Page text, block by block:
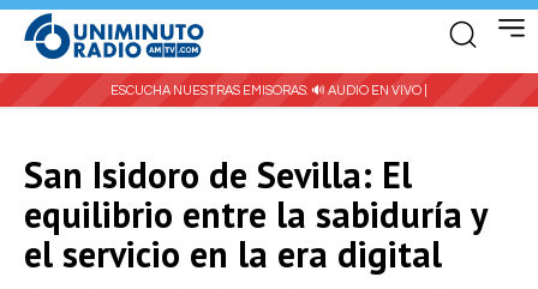
ESCUCHA NUESTRAS EMISORAS: 🔊 AUDIO EN VIVO |
San Isidoro de Sevilla: El
equilibrio entre la sabiduría y
el servicio en la era digital